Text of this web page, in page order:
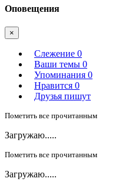
Оповещения
×
Слежение 0
Ваши темы 0
Упоминания 0
Нравится 0
Друзья пишут
Пометить все прочитанным
Загружаю.....
Пометить все прочитанным
Загружаю.....